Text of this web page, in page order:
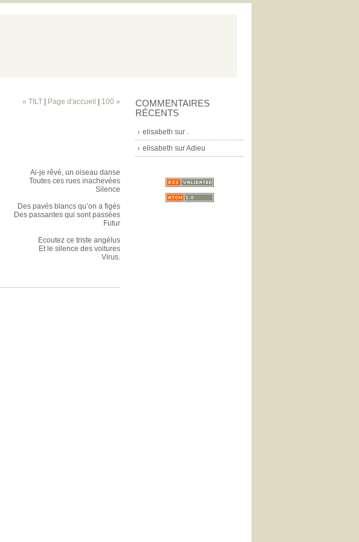
COMMENTAIRES
RÉCENTS
elisabeth sur .
elisabeth surAdieu
« TILT Page d'accueil 100 »
Ai-je rêvé, un oiseau danse
Toutes ces rues inachevées
Silence
Des pavés blancs qu’on a figés
Des passantes qui sont passées
Futur
Ecoutez ce triste angélus
Et le silence des voitures
Virus.